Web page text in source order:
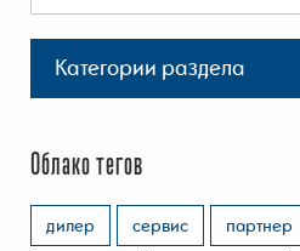
Категории раздела
Облако тегов
дилер сервис партнер